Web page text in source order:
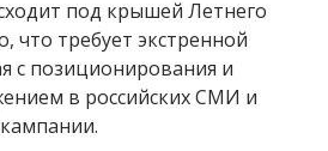
под крышей Летнего
что требует экстренной
с позиционирования и
в российских СМИ и